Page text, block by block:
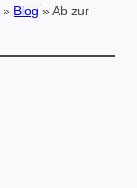
» Blog »Ab zur